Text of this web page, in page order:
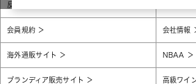
反社会的勢力に対する基本方針
会員規約 会社情報
海外通販サイト NBAA
ブランディア販売サイト 高級ワイ